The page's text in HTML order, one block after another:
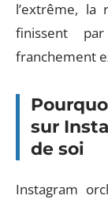
l’extrême, la
finissent
franchement
sur
de soi
Instagram